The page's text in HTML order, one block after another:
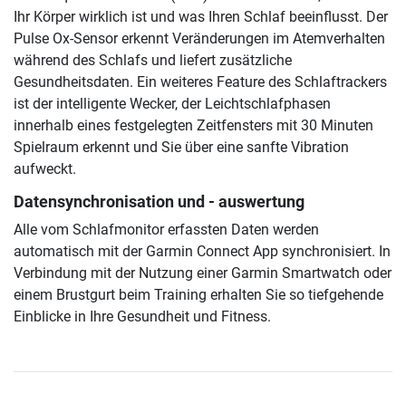
Ihr Körper wirklich ist und was Ihren Schlaf beeinflusst. Der
Pulse Ox-Sensor erkennt Veränderungen im Atemverhalten
während des Schlafs und liefert zusätzliche
Gesundheitsdaten. Ein weiteres Feature des Schlaftrackers
ist der intelligente Wecker, der Leichtschlafphasen
innerhalb eines festgelegten Zeitfensters mit 30 Minuten
Spielraum erkennt und Sie über eine sanfte Vibration
aufweckt.
Datensynchronisation und - auswertung
Alle vom Schlafmonitor erfassten Daten werden
automatisch mit der Garmin Connect App synchronisiert. In
Verbindung mit der Nutzung einer Garmin Smartwatch oder
einem Brustgurt beim Training erhalten Sie so tiefgehende
Einblicke in Ihre Gesundheit und Fitness.